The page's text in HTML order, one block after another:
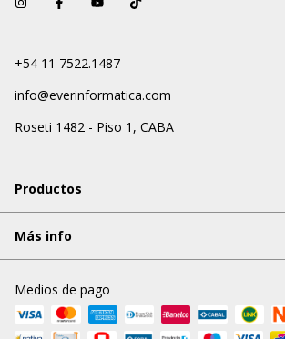
+54 11 7522.1487
info@everinformatica.com
Roseti 1482 - Piso 1, CABA
Productos
Más info
Medios de pago